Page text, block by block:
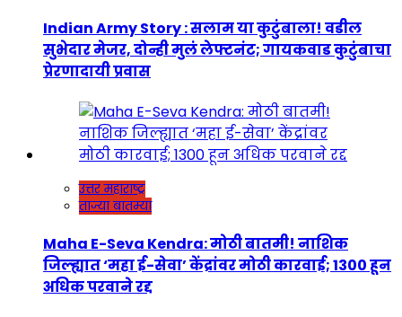
Indian Army Story : सलाम या कुटुंबाला! वडील
सुभेदार मेजर, दोन्ही मुलं लेफ्टनंट; गायकवाड कुटुंबाचा
प्रेरणादायी प्रवास
उत्तर महाराष्ट्र
ताज्या बातम्या
Maha E-Seva Kendra: मोठी बातमी! नाशिक
जिल्ह्यात ‘महा ई-सेवा’ केंद्रांवर मोठी कारवाई; 1300 हून
अधिक परवाने रद्द